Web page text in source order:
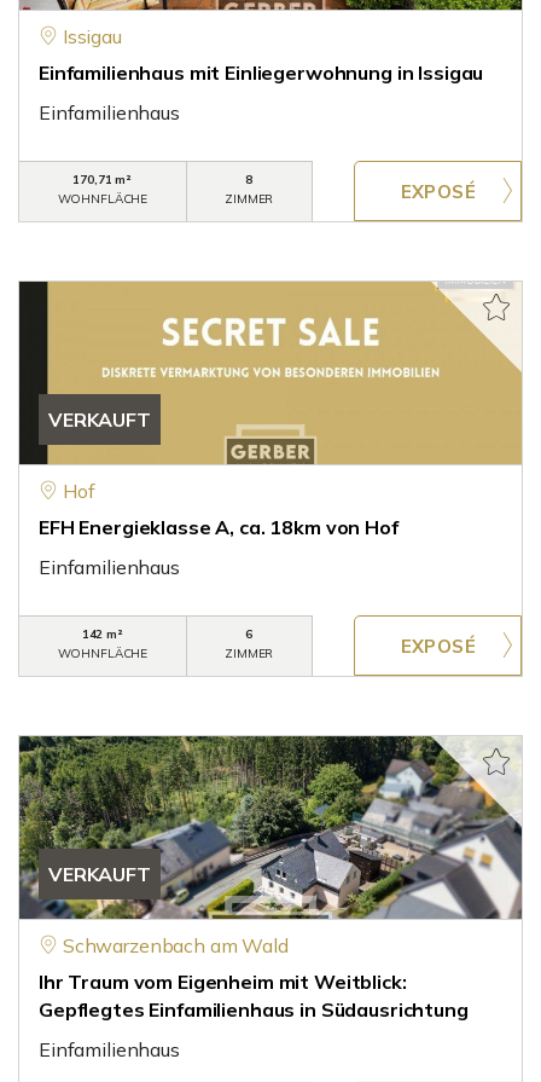
Issigau
Einfamilienhaus mit Einliegerwohnung in Issigau
Einfamilienhaus
170,71 m²
WOHNFLÄCHE
8
ZIMMER
VERKAUFT
Hof
EFH Energieklasse A, ca. 18km von Hof
Einfamilienhaus
142 m²
WOHNFLÄCHE
6
ZIMMER
VERKAUFT
Schwarzenbach am Wald
Ihr Traum vom Eigenheim mit Weitblick:
Gepflegtes Einfamilienhaus in Südausrichtung
Einfamilienhaus